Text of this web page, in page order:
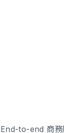
End-to-end 商